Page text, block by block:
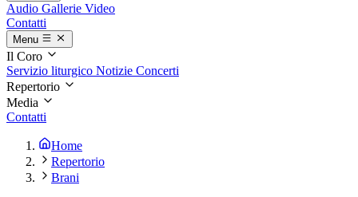
Audio Gallerie Video
Contatti
Menu
Il Coro
Servizio liturgico Notizie Concerti
Repertorio
Media
Contatti
Home
Repertorio
Brani